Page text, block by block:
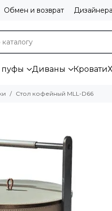
Обмен и возврат
пуфы Диваны Кровати
Стол кофейный MLL-D66